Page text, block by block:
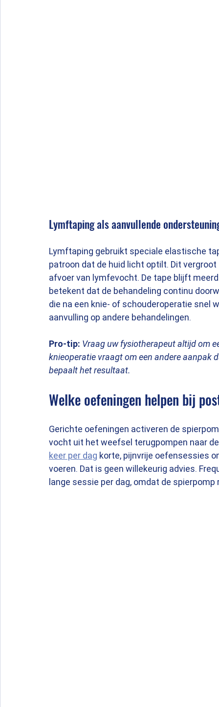
Lymftaping als aanvullende
Lymftaping gebruikt speciale elastische
patroon dat de huid licht optilt. Dit
afvoer van lymfevocht. De tape blijft
betekent dat de behandeling continu
die na een knie- of schouderoperatie snel
aanvulling op andere behandelingen.
Pro-tip: Vraag uw fysiotherapeut altijd om
knieoperatie vraagt om een andere aanpak
bepaalt het resultaat.
Welke oefeningen helpen bij
Gerichte oefeningen activeren de
vocht uit het weefsel terugpompen naar
keer per dag korte, pijnvrije oefensessies
voeren. Dat is geen willekeurig advies.
lange sessie per dag, omdat de